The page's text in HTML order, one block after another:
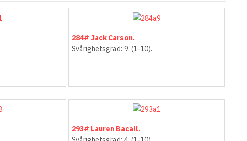
284# Jack Carson.
Svårighetsgrad: 9. (1-10).
293# Lauren Bacall.